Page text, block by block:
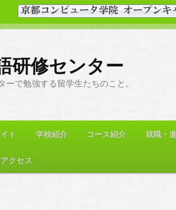
研修センター
ーで勉強する留学生たちのこと。
ト 学校紹介 コース紹介 就職・
クセス